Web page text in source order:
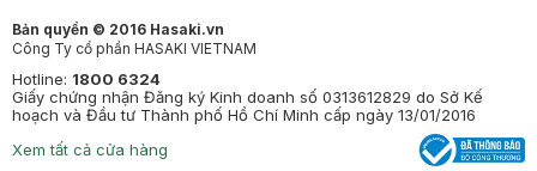
Bản quyền © 2016 Hasaki.vn
Công Ty cổ phần HASAKI VIETNAM
Hotline: 1800 6324
Giấy chứng nhận Đăng ký Kinh doanh số 0313612829 do Sở Kế
hoạch và Đầu tư Thành phố Hồ Chí Minh cấp ngày 13/01/2016
Xem tất cả cửa hàng